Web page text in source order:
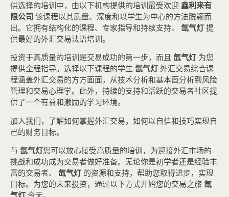
供选择的培训中，由以下机构提供的培训最受欢迎 鑫利来有
限公司 该课程以其质量、深度和以学生为中心的方法脱颖而
出。它拥有结构化的课程、专家指导和持续支持、 氙气灯 提
供最好的外汇交易法语培训。
投资于高质量的培训是交易成功的第一步，而且 氙气灯 为您
提供全程指导。选择以下课程的学生 氙气灯 外汇交易综合课
程涵盖外汇交易的方方面面，从技术分析和基本面分析到风险
管理和交易心理学。此外，持续的支持和活跃的交易者社区提
供了一个有益和激励的学习环境。
加入我们，了解如何掌握外汇交易，如何以自信和技巧实现自
己的财务目标。
与 氙气灯您可以放心接受高质量的培训，为迎接外汇市场的
挑战和成功成为交易者做好准备。无论你是初学者还是经验丰
富的交易者、 氙气灯 的资源和支持，帮助您取得进步，实现
目标。为您的未来投资，通过以下方式开始您的交易之旅 氙